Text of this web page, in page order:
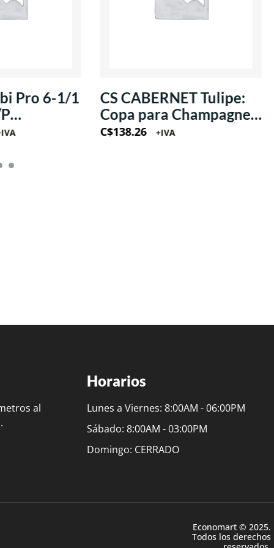
Pro 6-1/1
CS CABERNET Tulipe:
Copa para Champagne
estilo Flauta 8oz
C$138.26 +IVA
al
Horarios
Lunes a Viernes: 8:00AM - 06:00PM
Sábado: 8:00AM - 03:00PM
Domingo: CERRADO
Economart © 2025.
Todos los derechos